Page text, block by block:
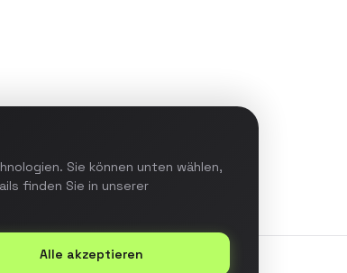
Details ansehen
Sie können unten wählen,
finden Sie in unserer
Alle akzeptieren